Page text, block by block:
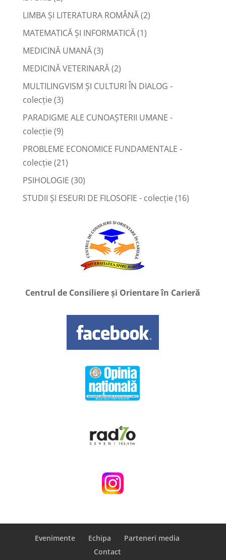
LIMBA ŞI LITERATURA ROMÂNĂ(2)
MATEMATICĂ ŞI INFORMATICĂ(1)
MEDICINĂ UMANĂ(3)
MEDICINĂ VETERINARĂ(2)
MULTILINGVISM ȘI CULTURI ÎN DIALOG -
colecție(3)
PARADIGME ALE CUNOAȘTERII UMANE -
colecție(9)
PROBLEME ECONOMICE FUNDAMENTALE -
colecție(21)
PSIHOLOGIE (30)
STUDII ȘI ESEURI DE FILOSOFIE - colecție(16)
Centrul de Consiliere și Orientare în Carieră
Evenimente Echipa
Parteneri media
Contact